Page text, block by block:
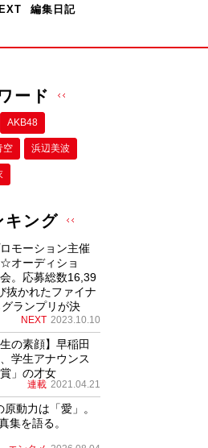
編集日記
ード
AKB48
空 浜辺美波
キング
モーション主催
オーディショ
。応募総数16,39
抜かれたファイナ
ランプリが決
NEXT 2023.10.10
の素顔】早稲田
学生アナウンス
」の才女
連載 2021.04.21
動力は「愛」。
集を語る。